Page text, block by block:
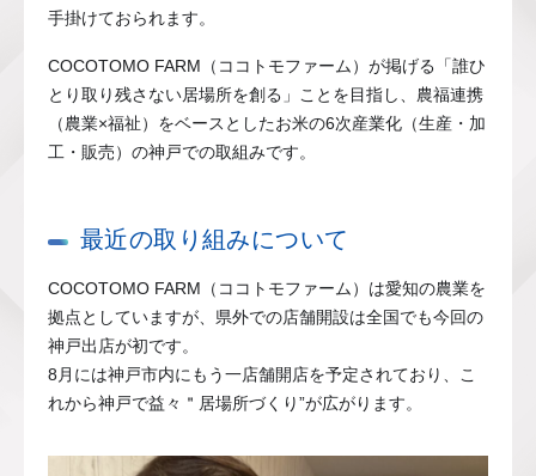
手掛けておられます。
COCOTOMO FARM（ココトモファーム）が掲げる「誰ひ
とり取り残さない居場所を創る」ことを目指し、農福連携
（農業×福祉）をベースとしたお米の6次産業化（生産・加
工・販売）の神戸での取組みです。
最近の取り組みについて
COCOTOMO FARM（ココトモファーム）は愛知の農業を
拠点としていますが、県外での店舗開設は全国でも今回の
神戸出店が初です。
8月には神戸市内にもう一店舗開店を予定されており、こ
れから神戸で益々＂居場所づくり”が広がります。